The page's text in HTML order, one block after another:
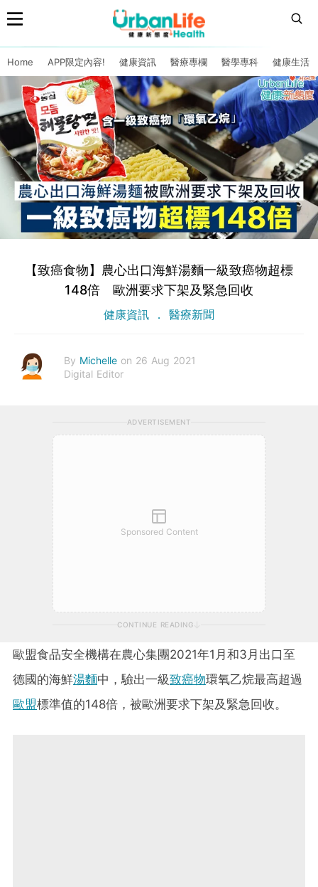
Home APP限定內容! 健康資訊 醫療專欄 醫學專科 健康生活
【致癌食物】農心出口海鮮湯麵一級致癌物超標
148倍 歐洲要求下架及緊急回收
健康資訊 醫療新聞
By Michelle on 26 Aug 2021
Digital Editor
ADVERTISEMENT
Sponsored Content
CONTINUE READING
歐盟食品安全機構在農心集團2021年1月和3月出口至
德國的海鮮湯麵中，驗出一級致癌物環氧乙烷最高超過
歐盟標準值的148倍，被歐洲要求下架及緊急回收。